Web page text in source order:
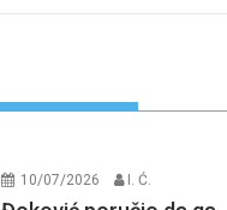
10/07/2026 I. Ć.